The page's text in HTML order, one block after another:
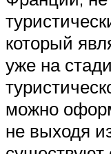
который
уже на
можно
не выходя